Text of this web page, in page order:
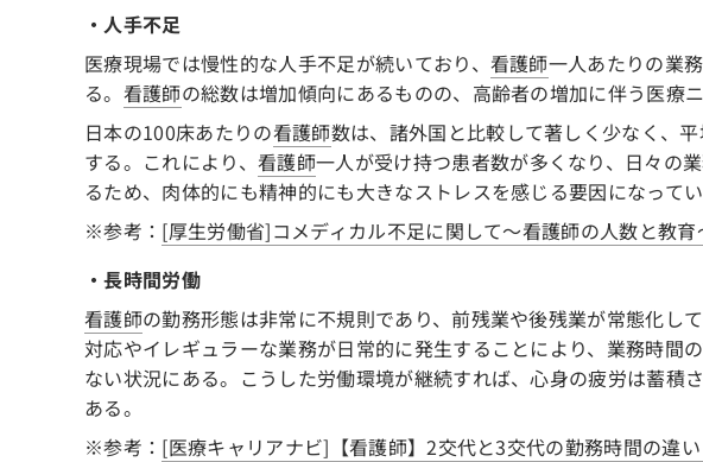
・人手不足
医療現場では慢性的な人手不足が続いており、 看護師一人あたりの業
る。 看護師の総数は増加傾向にあるものの、高齢者の増加に伴う医療
日本の100床あたりの看護師数は、諸外国と比較して著しく少なく、
する。これにより、看護師一人が受け持つ患者数が多くなり、日々の
るため、肉体的にも精神的にも大きなストレスを感じる要因になってい
※参考： [厚生労働省]コメディカル不足に関して～看護師の人数と教育
・長時間労働
看護師の勤務形態は非常に不規則であり、前残業や後残業が常態化し
対応やイレギュラーな業務が日常的に発生することにより、業務時間
ない状況にある。こうした労働環境が継続すれば、心身の疲労は蓄積
ある。
※参考： [医療キャリアナビ]【看護師】2交代と3交代の勤務時間の違い